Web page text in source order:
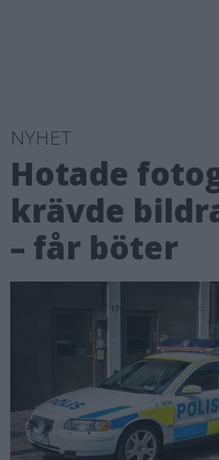
NYHET
Hotade
krävde
– får böter